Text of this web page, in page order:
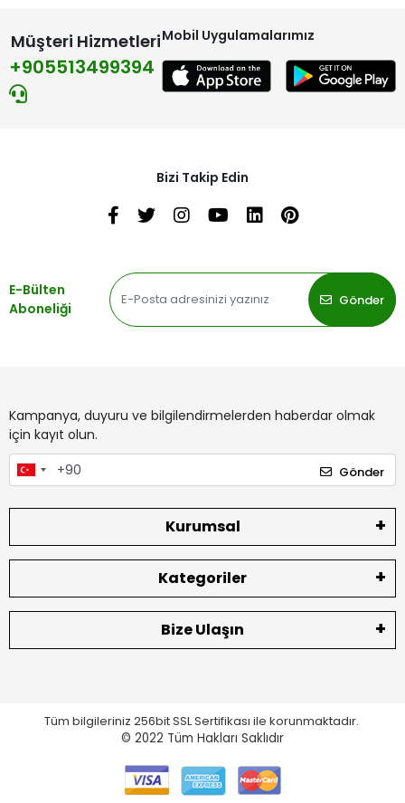
Müşteri Hizmetleri
+905513499394
Mobil Uygulamalarımız
Bizi Takip Edin
E-Bülten
Aboneliği
Gönder
Kampanya, duyuru ve bilgilendirmelerden haberdar olmak
için kayıt olun.
Gönder
Kurumsal
Kategoriler
Bize Ulaşın
Tüm bilgileriniz 256bit SSL Sertifikası ile korunmaktadır.
© 2022 Tüm Hakları Saklıdır